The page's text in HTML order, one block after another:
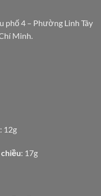
phố 4 – Phường Linh Tây
Minh.
: 12g
: 17g